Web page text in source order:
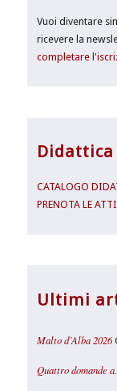
Vuoi diventare
ricevere la
completare
Didattica
CATALOGO
PRENOTA LE
Ultimi
Malto d’Alba 2026
Quattro domande